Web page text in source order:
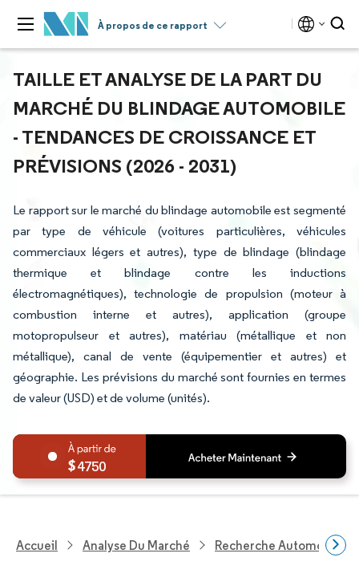
À propos de ce rapport
TAILLE ET ANALYSE DE LA PART DU
MARCHÉ DU BLINDAGE AUTOMOBILE
- TENDANCES DE CROISSANCE ET
PRÉVISIONS (2026 - 2031)
Le rapport sur le marché du blindage automobile est segmenté
par type de véhicule (voitures particulières, véhicules
commerciaux légers et autres), type de blindage (blindage
thermique et blindage contre les inductions
électromagnétiques), technologie de propulsion (moteur à
combustion interne et autres), application (groupe
motopropulseur et autres), matériau (métallique et non
métallique), canal de vente (équipementier et autres) et
géographie. Les prévisions du marché sont fournies en termes
de valeur (USD) et de volume (unités).
4750
Accueil Analyse Du Marché Recherche Automobile